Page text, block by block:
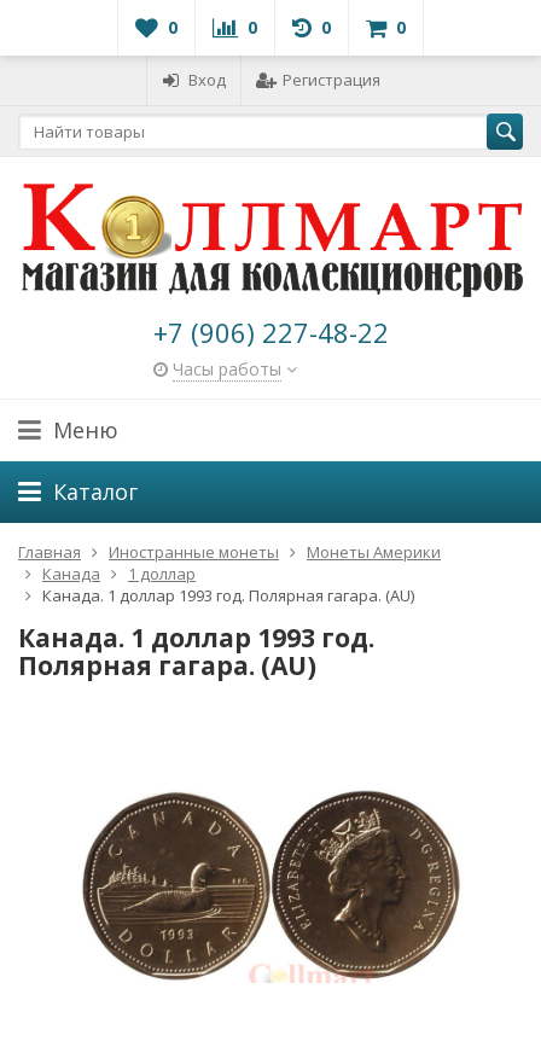
0 0 0 0
Вход Регистрация
+7 (906) 227-48-22
Часы работы
Меню
Каталог
Главная Иностранные монеты
Монеты Америки
Канада
1 доллар
Канада. 1 доллар 1993 год. Полярная гагара. (AU)
Канада. 1 доллар 1993 год.
Полярная гагара. (AU)